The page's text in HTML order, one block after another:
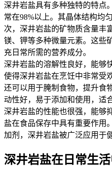
深井岩盐具有多种独特的特点
常在98%以上。其晶体结构均
次，深井岩盐的矿物质含量丰
镁、钾等多种微量元素。这些
充日常所需的营养成分。
深井岩盐的溶解性良好，能够
使得深井岩盐在烹饪中非常受
还可以用于腌制食物，提升食
动性好，易于添加和使用，适
深井岩盐的性能也很强，能够
盐在食品保存中具有重要作用
加剂，深井岩盐被广泛应用于
深井岩盐在日常生